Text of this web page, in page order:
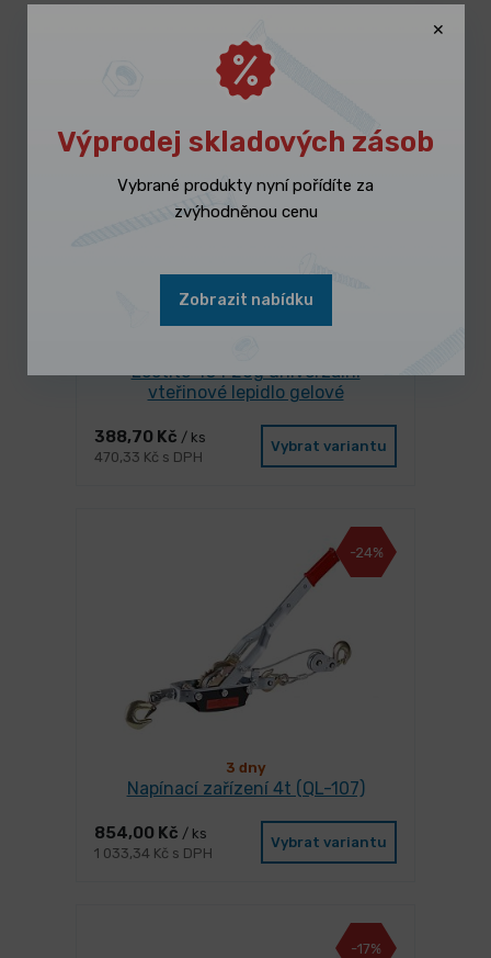
Loctite 454 20g univerzální
vteřinové lepidlo gelové
388,70 Kč / ks
470,33 Kč s DPH
Vybrat variantu
-24%
3 dny
Napínací zařízení 4t (QL-107)
854,00 Kč / ks
1 033,34 Kč s DPH
Vybrat variantu
-17%
Výprodej skladových zásob
Vybrané produkty nyní pořídíte za
zvýhodněnou cenu
Zobrazit nabídku